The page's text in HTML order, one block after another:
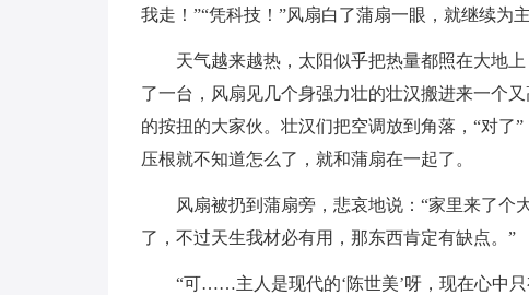
我走！”“凭科技！”风扇白了蒲扇一眼，就继续为主
天气越来越热，太阳似乎把热量都照在大地
了一台，风扇见几个身强力壮的壮汉搬进来一个
的按扭的大家伙。壮汉们把空调放到角落，“对了
压根就不知道怎么了，就和蒲扇在一起了。
风扇被扔到蒲扇旁，悲哀地说：“家里来了个
了，不过天生我材必有用，那东西肯定有缺点。”
“可……主人是现代的‘陈世美’呀，现在心中只